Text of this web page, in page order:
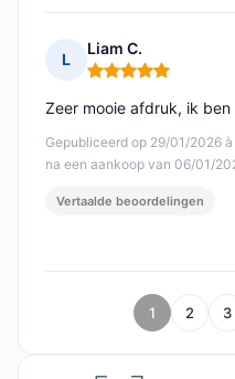
L
Liam C.
Opmerking: 5 van 5
Gepubliceerd op 29/01/2026 à
na een aankoop van 06/01/
Zeer mooie afdruk, ik
Vertaalde beoordelingen
1 2 3